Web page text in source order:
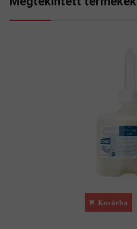
Kosárba